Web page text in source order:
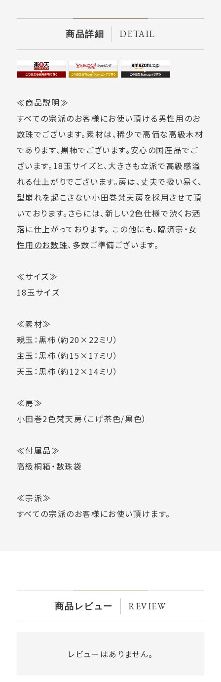
商品詳細 DETAIL
≪商品説明≫
すべての宗派のお客様にお使い頂ける男性用のお
数珠でございます。素材は、稀少で高価な高級木材
であります、黒柿でございます。安心の国産品でご
ざいます。18玉サイズと、大きさも立派で高級感溢
れる仕上がりでございます。房は、丈夫で扱い易く、
型崩れを起こさない小田巻梵天房を採用させて頂
いております。さらには、新しい2色仕様で渋くお洒
落に仕上がっております。 この他にも、 臨済宗・女
性用のお数珠、多数ご準備ございます。
≪サイズ≫
18玉サイズ
≪素材≫
親玉：黒柿（約20×22ミリ）
主玉：黒柿（約15×17ミリ）
天玉：黒柿（約12×14ミリ）
≪房≫
小田巻2色梵天房（こげ茶色/黒色）
≪付属品≫
高級桐箱・数珠袋
≪宗派≫
すべての宗派のお客様にお使い頂けます。
商品レビュー REVIEW
レビューはありません。